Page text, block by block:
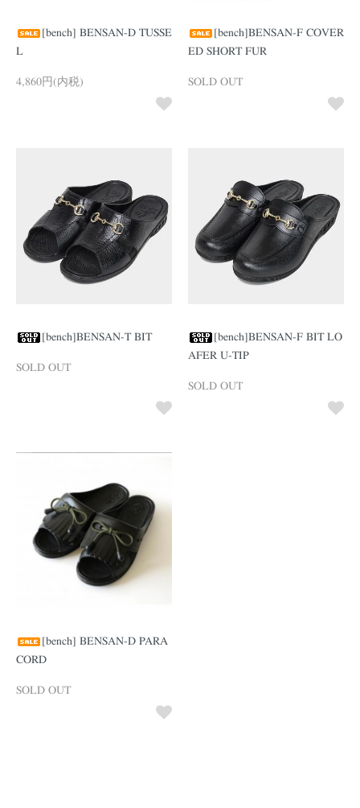
[bench] BENSAN-D TUSSE
L
4,860円(内税)
[bench]BENSAN-F COVER
ED SHORT FUR
SOLD OUT
[bench]BENSAN-T BIT
SOLD OUT
[bench]BENSAN-F BIT LO
AFER U-TIP
SOLD OUT
[bench] BENSAN-D PARA
CORD
SOLD OUT